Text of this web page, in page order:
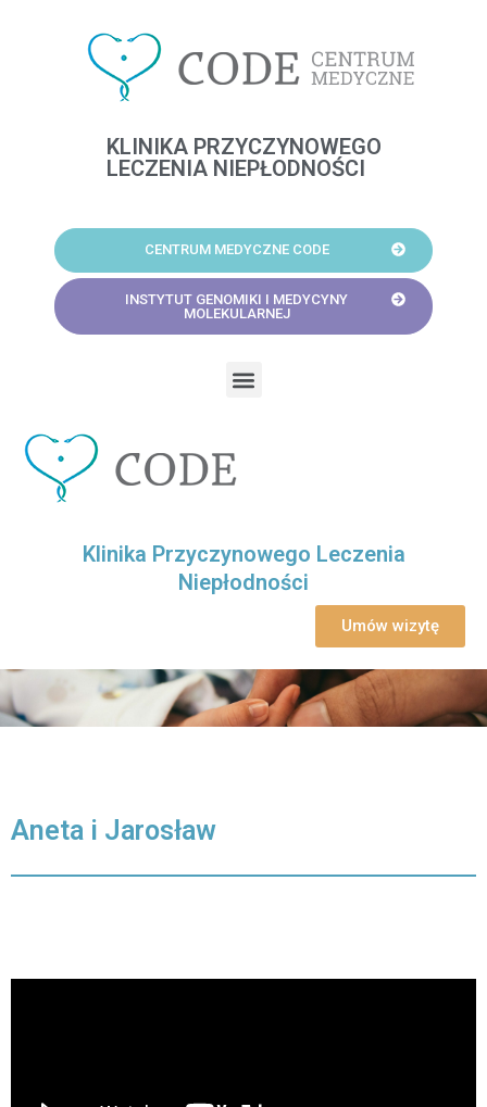
KLINIKA PRZYCZYNOWEGO
LECZENIA NIEPŁODNOŚCI
CENTRUM MEDYCZNE CODE
INSTYTUT GENOMIKI I MEDYCYNY
MOLEKULARNEJ
Klinika Przyczynowego Leczenia
Niepłodności
Umów wizytę
Aneta i Jarosław